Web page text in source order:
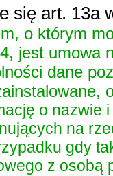
się art. 13a
o którym
jest umowa
dane
o nazwie
na
gdy
z osobą